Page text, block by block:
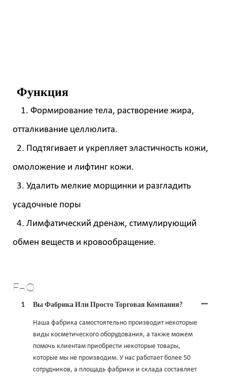
Функция
1. Формирование тела, растворение жира,
отталкивание целлюлита.
2. Подтягивает и укрепляет эластичность кожи,
омоложение и лифтинг кожи.
3. Удалить мелкие морщинки и разгладить
усадочные поры
4. Лимфатический дренаж, стимулирующий
обмен веществ и кровообращение.
FAQ
1 Вы Фабрика Или Просто Торговая Компания?
Наша фабрика самостоятельно производит некоторые
виды косметического оборудования, а также можем
помочь клиентам приобрести некоторые товары,
которые мы не производим. У нас работает более 50
сотрудников, а площадь фабрики и склада составляет